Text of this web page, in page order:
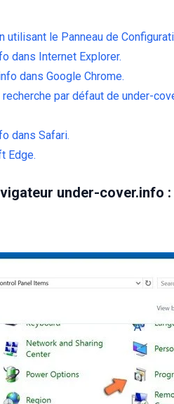
le Panneau de
dans Internet Explorer.
dans Google Chrome.
par défaut de under-
dans Safari.
Edge.
under-cover.info :